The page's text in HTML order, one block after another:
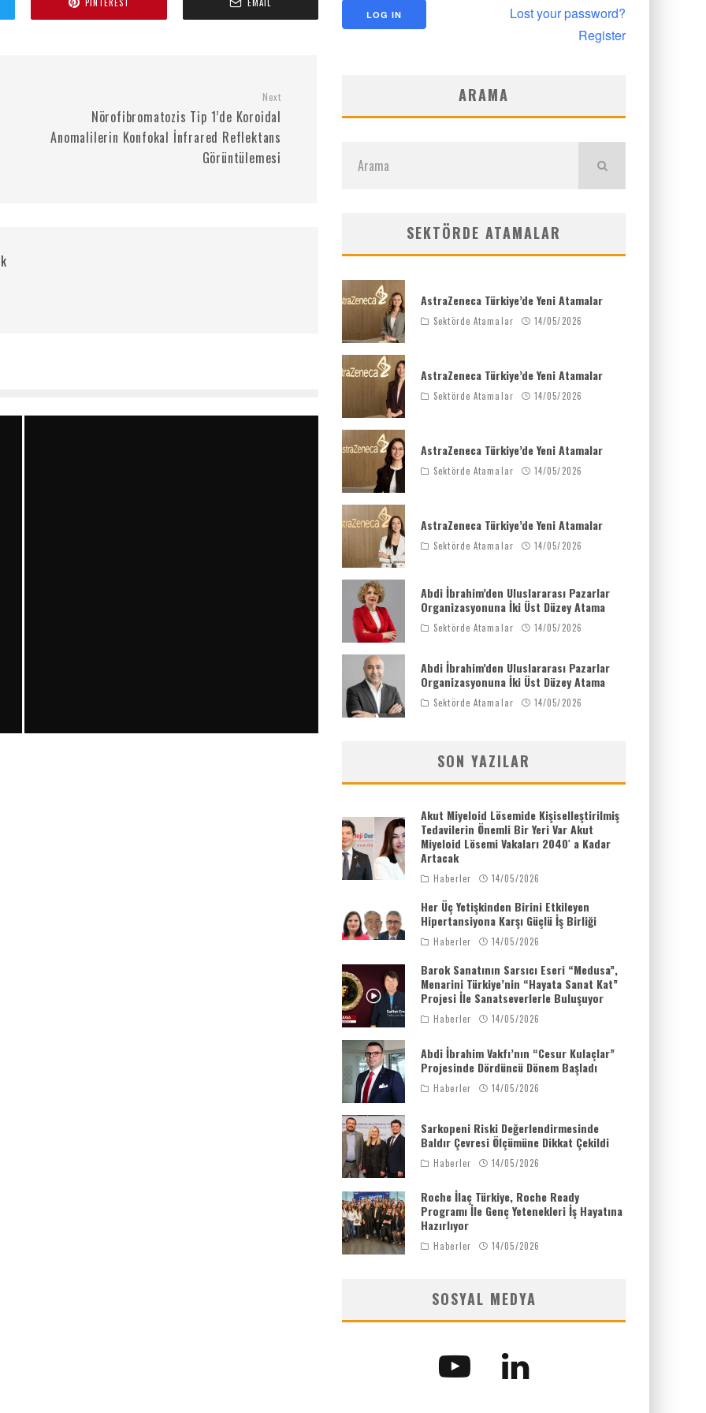
Next
Nörofibromatozis Tip 1’de Koroidal
Anomalilerin Konfokal İnfrared Reflektans
Görüntülemesi
Lost your password?
Register
ARAMA
SEKTÖRDE ATAMALAR
AstraZeneca Türkiye’de Yeni Atamalar
Sektörde Atamalar 14/05/2026
AstraZeneca Türkiye’de Yeni Atamalar
Sektörde Atamalar 14/05/2026
AstraZeneca Türkiye’de Yeni Atamalar
Sektörde Atamalar 14/05/2026
AstraZeneca Türkiye’de Yeni Atamalar
Sektörde Atamalar 14/05/2026
Abdi İbrahim’den Uluslararası Pazarlar
Organizasyonuna İki Üst Düzey Atama
Sektörde Atamalar 14/05/2026
Abdi İbrahim’den Uluslararası Pazarlar
Organizasyonuna İki Üst Düzey Atama
Sektörde Atamalar 14/05/2026
SON YAZILAR
Akut Miyeloid Lösemide Kişiselleştirilmiş
Tedavilerin Önemli Bir Yeri Var Akut
Miyeloid Lösemi Vakaları 2040′ a Kadar
Artacak
Haberler 14/05/2026
Her Üç Yetişkinden Birini Etkileyen
Hipertansiyona Karşı Güçlü İş Birliği
Haberler 14/05/2026
Barok Sanatının Sarsıcı Eseri “Medusa”,
Menarini Türkiye’nin “Hayata Sanat Kat”
Projesi İle Sanatseverlerle Buluşuyor
Haberler 14/05/2026
Abdi İbrahim Vakfı’nın “Cesur Kulaçlar”
Projesinde Dördüncü Dönem Başladı
Haberler 14/05/2026
Sarkopeni Riski Değerlendirmesinde
Baldır Çevresi Ölçümüne Dikkat Çekildi
Haberler 14/05/2026
Roche İlaç Türkiye, Roche Ready
Programı İle Genç Yetenekleri İş Hayatına
Hazırlıyor
Haberler 14/05/2026
SOSYAL MEDYA